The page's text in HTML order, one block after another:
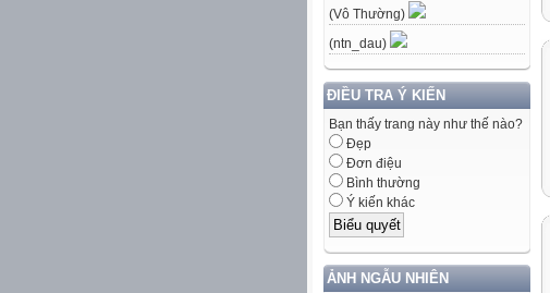
(Vô Thường)
(ntn_dau)
ĐIỀU TRA Ý KIẾN
Bạn thấy trang này như thế nào?
Đẹp
Đơn điệu
Bình thường
Ý kiến khác
ẢNH NGẪU NHIÊN